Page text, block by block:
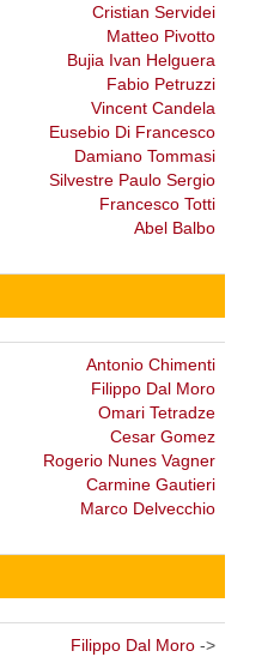
Cristian Servidei
Matteo Pivotto
Bujia Ivan Helguera
Fabio Petruzzi
Vincent Candela
Eusebio Di Francesco
Damiano Tommasi
Silvestre Paulo Sergio
Francesco Totti
Abel Balbo
Antonio Chimenti
Filippo Dal Moro
Omari Tetradze
Cesar Gomez
Rogerio Nunes Vagner
Carmine Gautieri
Marco Delvecchio
Filippo Dal Moro ->